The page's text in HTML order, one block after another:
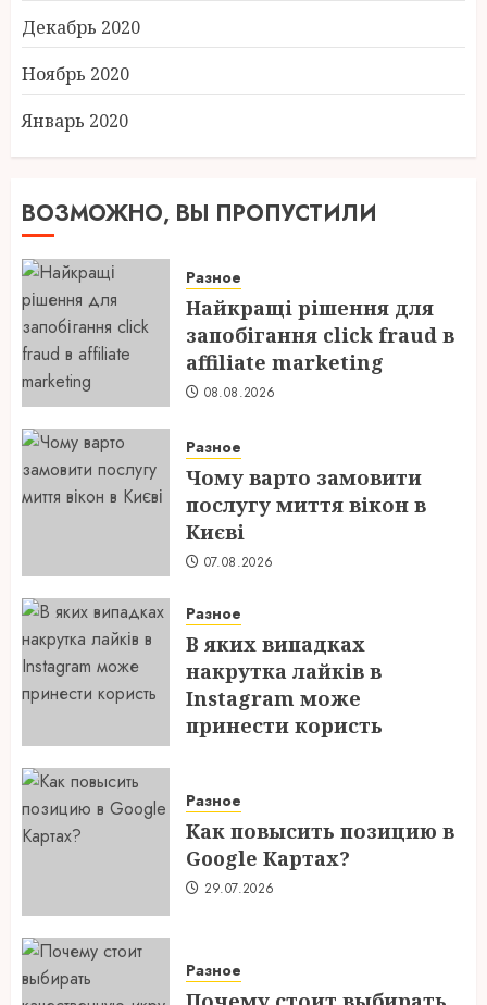
Декабрь 2020
Ноябрь 2020
Январь 2020
ВОЗМОЖНО, ВЫ ПРОПУСТИЛИ
Разное
Найкращі рішення для
запобігання click fraud в
affiliate marketing
08.08.2026
Разное
Чому варто замовити
послугу миття вікон в
Києві
07.08.2026
Разное
В яких випадках
накрутка лайків в
Instagram може
принести користь
Разное
Как повысить позицию в
Google Картах?
29.07.2026
Разное